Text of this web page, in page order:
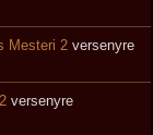
Mesteri 2 versenyre
versenyre